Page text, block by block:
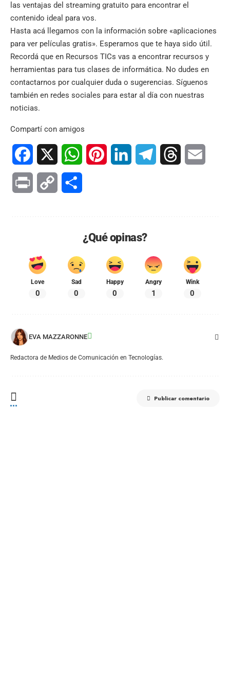
las ventajas del streaming gratuito para encontrar el
contenido ideal para vos.
Hasta acá llegamos con la información sobre «aplicaciones
para ver películas gratis». Esperamos que te haya sido útil.
Recordá que en Recursos TICs vas a encontrar recursos y
herramientas para tus clases de informática. No dudes en
contactarnos por cualquier duda o sugerencias. Síguenos
también en redes sociales para estar al día con nuestras
noticias.
Compartí con amigos
Facebook WhatsAppPinterest LinkedIn TelegramThreads
Print Copy
¿Qué opinas?
Love
0
Sad
0
Happy
0
Angry
1
Wink
0
EVA MAZZARONNE
Redactora de Medios de Comunicación en Tecnologías.
Publicar comentario